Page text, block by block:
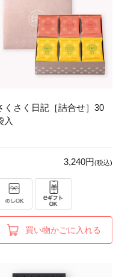
くさく日記［詰合せ］30
入
3,240円(税込)
買い物かごに入れる